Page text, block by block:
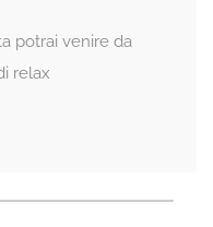
potrai venire da
relax